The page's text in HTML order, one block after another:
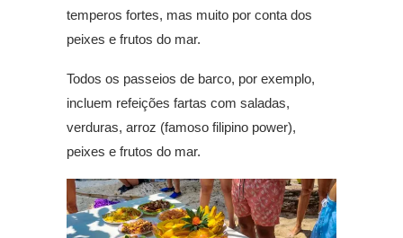
temperos fortes, mas muito por conta dos
peixes e frutos do mar.
Todos os passeios de barco, por exemplo,
incluem refeições fartas com saladas,
verduras, arroz (famoso filipino power),
peixes e frutos do mar.